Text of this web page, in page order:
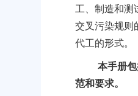
工、制造和测
交叉污染规则
代工的形式。
本手册
范和要求。